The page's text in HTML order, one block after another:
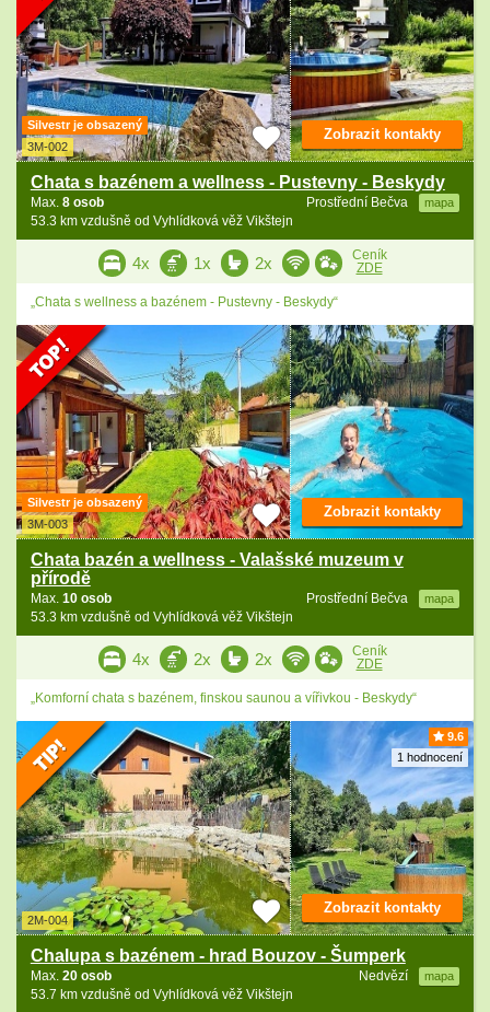
Silvestr je obsazený
3M-002
Chata s bazénem a wellness - Pustevny - Beskydy
Prostřední Bečva mapa
Max. 8 osob
53.3 km vzdušně od Vyhlídková věž Vikštejn
Zobrazit kontakty
4x 1x 2x
Ceník
ZDE
„Chata s wellness a bazénem - Pustevny - Beskydy“
Silvestr je obsazený
3M-003
Chata bazén a wellness - Valašské muzeum v
přírodě
Prostřední Bečva mapa
Max. 10 osob
53.3 km vzdušně od Vyhlídková věž Vikštejn
Zobrazit kontakty
4x 2x 2x
Ceník
ZDE
„Komforní chata s bazénem, finskou saunou a vířivkou - Beskydy“
9.6
1 hodnocení
2M-004
Chalupa s bazénem - hrad Bouzov - Šumperk
Nedvězí mapa
Max. 20 osob
53.7 km vzdušně od Vyhlídková věž Vikštejn
Zobrazit kontakty